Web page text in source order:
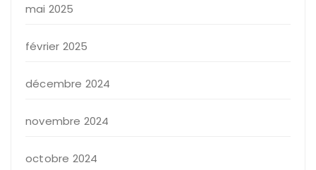
mai 2025
février 2025
décembre 2024
novembre 2024
octobre 2024